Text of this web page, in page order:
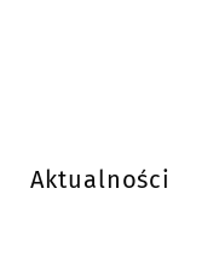
Aktualności